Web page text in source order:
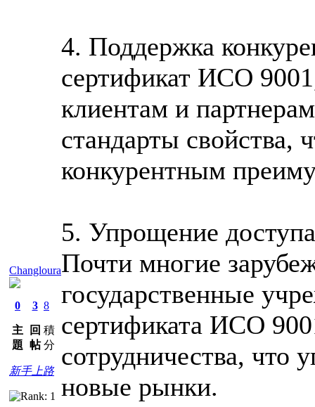
Changloura
0
主
題
3
回
帖
8
積
分
新手上路
4. Поддержка
сертификат ИСО
клиентам и
стандарты свойства,
конкурентным
5. Упрощение
Почти многие
государственные
сертификата ИСО
сотрудничества, что
новые рынки.